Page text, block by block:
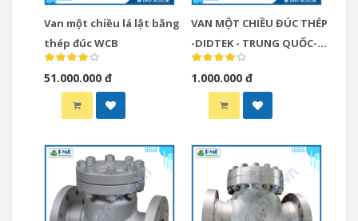
Van một chiều lá lật bằng
thép đúc WCB
51.000.000 đ
VAN MỘT CHIỀU ĐÚC THÉP
-DIDTEK - TRUNG QUỐC-
Cryogenic Stainless Steel
CF8M Non Return Valve
1.000.000 đ